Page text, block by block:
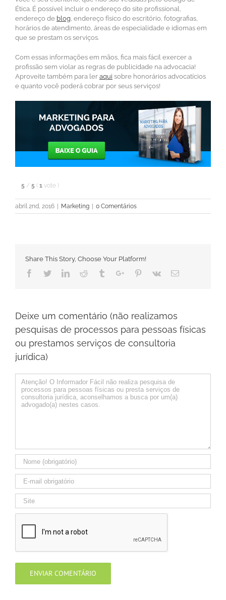
Ética. É possível incluir o endereço do site profissional,
endereço de blog, endereço físico do escritório, fotografias,
horários de atendimento, áreas de especialidade e idiomas em
que se prestam os serviços.
Com essas informações em mãos, fica mais fácil exercer a
profissão sem violar as regras de publicidade na advocacia!
Aproveite também para ler aqui sobre honorários advocatícios
e quanto você poderá cobrar por seus serviços!
5 / 5 ( 1 vote )
abril 2nd, 2016 Marketing 0 Comentários
Share This Story, Choose Your Platform!
Facebook
TwitterLinkedinReddit TumblrGoogle+Pinterest
Vk Email
Deixe um comentário (não realizamos
pesquisas de processos para pessoas físicas
ou prestamos serviços de consultoria
jurídica)
Comentário